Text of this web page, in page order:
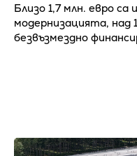
Близо 1,7 млн. евро са
модернизацията, над
безвъзмездно